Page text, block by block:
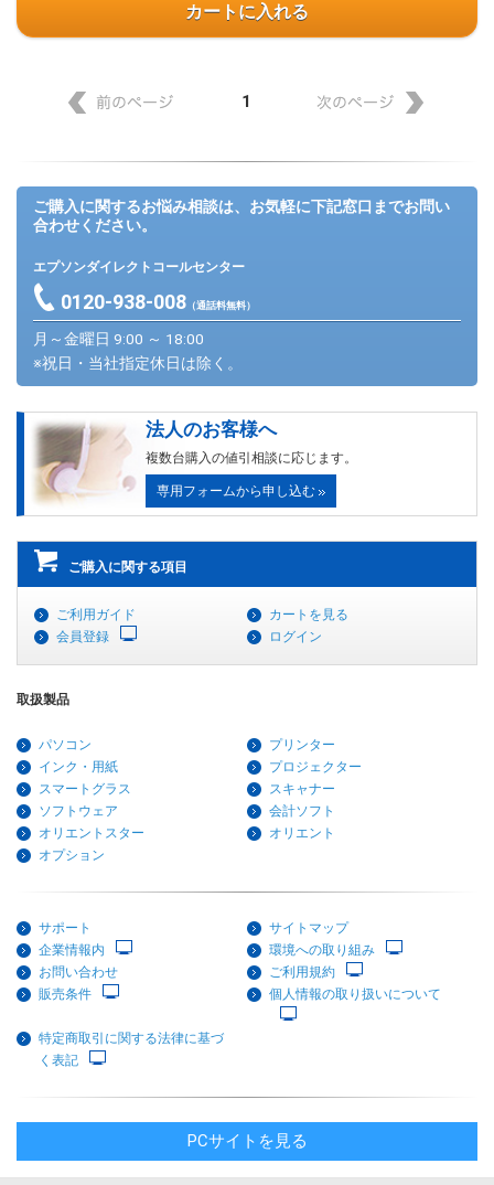
カートに入れる
1
ご購入に関するお悩み相談は、お気軽に下記窓口までお問い
合わせください。
エプソンダイレクトコールセンター
0120-938-008（通話料無料）
月～金曜日 9:00 ～ 18:00
※祝日・当社指定休日は除く。
法人のお客様へ
複数台購入の値引相談に応じます。
専用フォームから申し込む
ご購入に関する項目
ご利用ガイド
カートを見る
会員登録
ログイン
取扱製品
パソコン
プリンター
インク・用紙
プロジェクター
スマートグラス
スキャナー
ソフトウェア
会計ソフト
オリエントスター
オリエント
オプション
サポート
サイトマップ
企業情報内
環境への取り組み
お問い合わせ
ご利用規約
販売条件
個人情報の取り扱いについて
特定商取引に関する法律に基づ
く表記
PCサイトを見る